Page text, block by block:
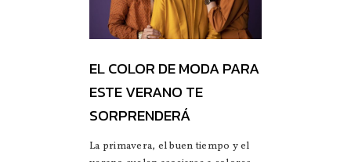
EL COLOR DE MODA PARA
ESTE VERANO TE
SORPRENDERÁ
La primavera, el buen tiempo y el